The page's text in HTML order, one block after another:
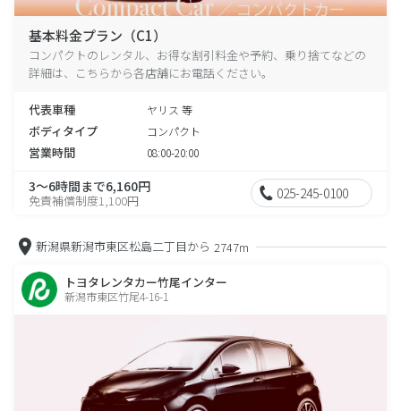
基本料金プラン（C1）
コンパクトのレンタル、お得な割引料金や予約、乗り捨てなどの
詳細は、こちらから各店舗にお電話ください。
代表車種 ヤリス 等
ボディタイプ コンパクト
営業時間 08:00-20:00
3～6時間まで6,160円
免責補償制度1,100円 025-245-0100
新潟県新潟市東区松島二丁目から 2747m
トヨタレンタカー竹尾インター
新潟市東区竹尾4-16-1